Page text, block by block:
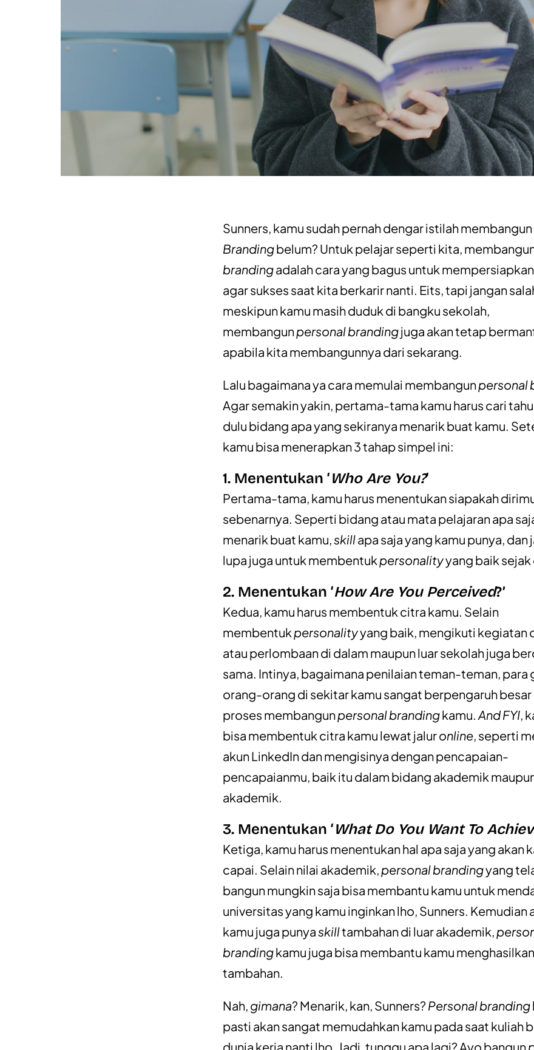
Sunners, kamu sudah pernah dengar istilah membangun
Brandingbelum? Untuk pelajar seperti kita,
brandingadalah cara yang bagus untuk
agar sukses saat kita berkarir nanti. Eits, tapi jangan
meskipun kamu masih duduk di bangku sekolah,
membangunpersonal brandingjuga akan tetap
apabila kita membangunnya dari sekarang.
Lalu bagaimana ya cara memulai membangunpersonal
Agar semakin yakin, pertama-tama kamu harus cari
dulu bidang apa yang sekiranya menarik buat kamu.
kamu bisa menerapkan 3 tahap simpel ini:
1. Menentukan ‘Who Are You?‘
Pertama-tama, kamu harus menentukan siapakah
sebenarnya. Seperti bidang atau mata pelajaran apa
menarik buat kamu,skillapa saja yang kamu punya, dan
lupa juga untuk membentuk personalityyang baik sejak
2. Menentukan ‘How Are You Perceived?’
Kedua, kamu harus membentuk citra kamu. Selain
membentuk personalityyang baik, mengikuti kegiatan
atau perlombaan di dalam maupun luar sekolah juga
sama. Intinya, bagaimana penilaian teman-teman, para
orang-orang di sekitar kamu sangat berpengaruh besar
proses membangunpersonal brandingkamu. And FYI,
bisa membentuk citra kamu lewat jaluronline, seperti
akun LinkedIn dan mengisinya dengan pencapaian-
pencapaianmu, baik itu dalam bidang akademik
akademik.
3. Menentukan ‘What Do You Want To
Ketiga, kamu harus menentukan hal apa saja yang akan
capai. Selain nilai akademik, personal brandingyang
bangun mungkin saja bisa membantu kamu untuk
universitas yang kamu inginkan lho, Sunners. Kemudian
kamu juga punyaskilltambahan di luar akademik,
brandingkamu juga bisa membantu kamu
tambahan.
Nah, gimana? Menarik, kan, Sunners? Personal branding
pasti akan sangat memudahkan kamu pada saat kuliah
dunia kerja nanti lho. Jadi, tunggu apa lagi? Ayo bangun